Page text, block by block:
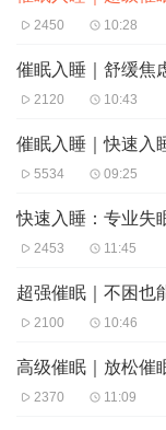
2450 10:28
催眠入睡｜舒缓焦
2120 10:43
催眠入睡｜快速入
5534 09:25
快速入睡：专业失
2453 11:45
超强催眠｜不困也
2100 10:46
高级催眠｜放松催
2370 11:09